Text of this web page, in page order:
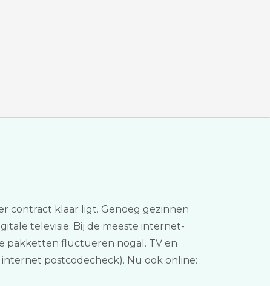
contract klaar ligt. Genoeg gezinnen
televisie. Bij de meeste internet-
pakketten fluctueren nogal. TV en
postcodecheck). Nu ook online: